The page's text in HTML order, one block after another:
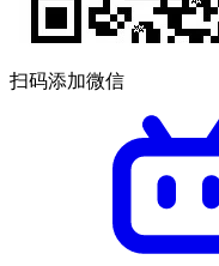
扫码添加微信